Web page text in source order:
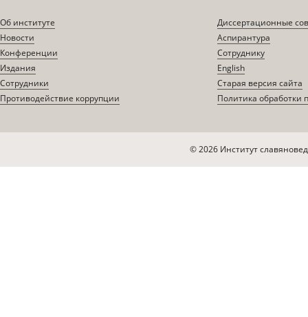
Об институте
Новости
Конференции
Издания
Сотрудники
Противодействие коррупции
Диссертационные
Аспирантура
Сотруднику
English
Старая версия сайта
Политика обработки
© 2026 Институт